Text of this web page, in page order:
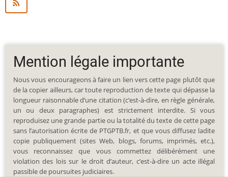
Mention légale importante
Nous vous encourageons à faire un lien vers cette page plutôt que
de la copier ailleurs, car toute reproduction de texte qui dépasse la
longueur raisonnable d’une citation (c’est-à-dire, en règle générale,
un ou deux paragraphes) est strictement interdite. Si vous
reproduisez une grande partie ou la totalité du texte de cette page
sans l’autorisation écrite de PTGPTB.fr, et que vous diffusez ladite
copie publiquement (sites Web, blogs, forums, imprimés, etc.),
vous reconnaissez que vous commettez délibérément une
violation des lois sur le droit d’auteur, c’est-à-dire un acte illégal
passible de poursuites judiciaires.